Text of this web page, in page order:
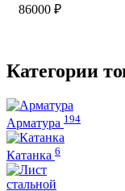
86000 ₽
Категории
Арматура 194
Катанка 6